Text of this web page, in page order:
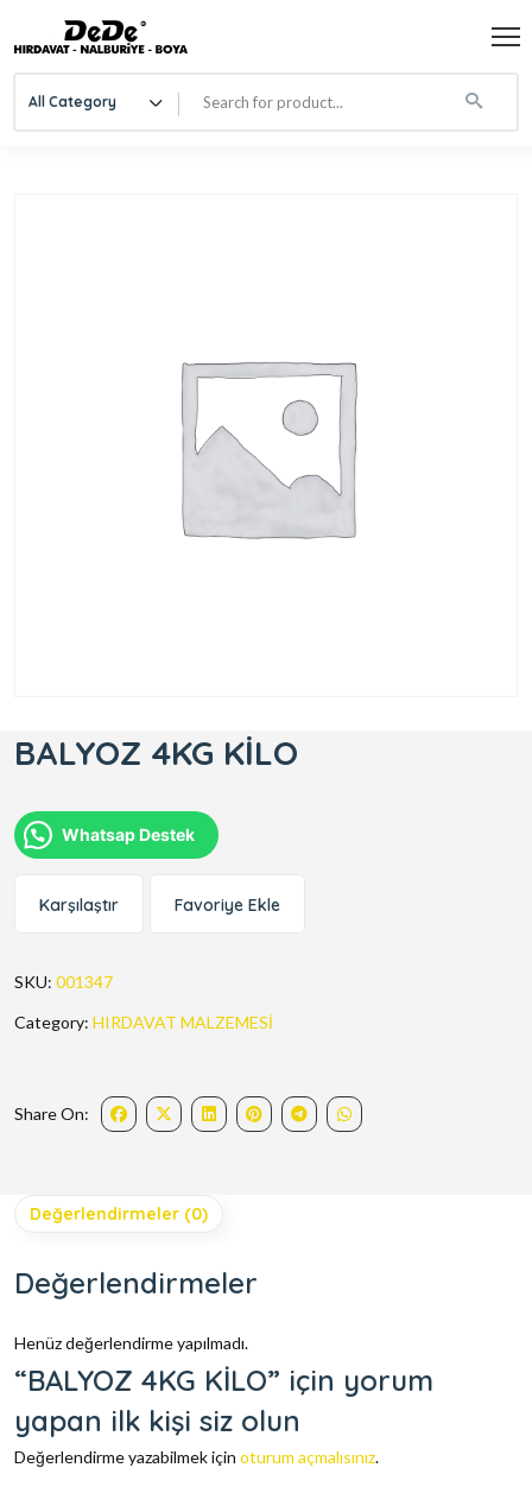
All Category
BALYOZ 4KG KİLO
Whatsap Destek
Karşılaştır Favoriye Ekle
SKU: 001347
Category: HIRDAVAT MALZEMESİ
Share On:
Değerlendirmeler (0)
Değerlendirmeler
Henüz değerlendirme yapılmadı.
“BALYOZ 4KG KİLO” için yorum
yapan ilk kişi siz olun
Değerlendirme yazabilmek için oturum açmalısınız.